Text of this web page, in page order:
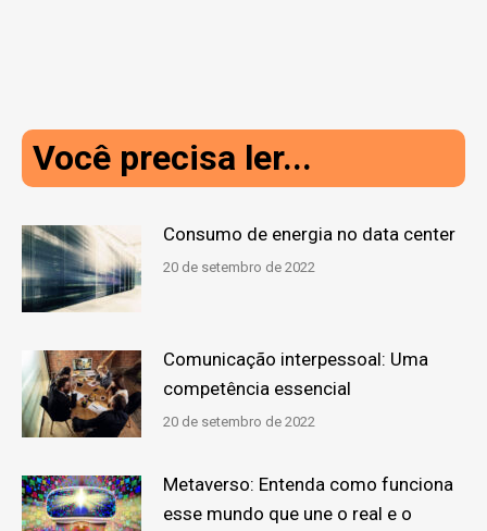
Você precisa ler...
Consumo de energia no data center
20 de setembro de 2022
Comunicação interpessoal: Uma
competência essencial
20 de setembro de 2022
Metaverso: Entenda como funciona
esse mundo que une o real e o